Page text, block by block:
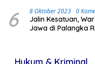
6 8 Oktober 2023 0
Jalin Kesatuan,
Jawa di Palangka